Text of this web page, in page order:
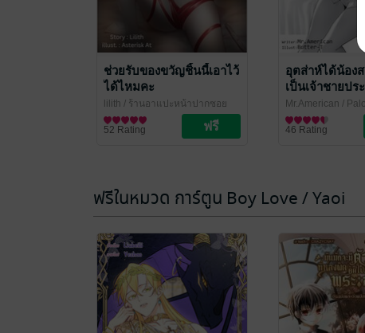
ช่วยรับของขวัญชิ้นนี้เอาไว้
ได้ไหมคะ
lilith / ร้านอาแปะหน้าปากซอย
ไลท์โนเวล
52 Rating
อุตส่าห์ได้น้อง
เป็นเจ้าชายปร
Short Story
Mr.American /
(พะโล้ สำนักพิมพ์)
ไลท์โนเวล
46 Rating
ฟรีในหมวด การ์ตูน Boy Love / Yaoi